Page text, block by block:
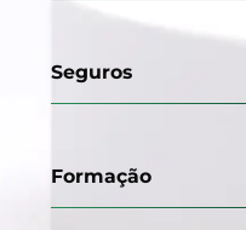
Seguros
Formação